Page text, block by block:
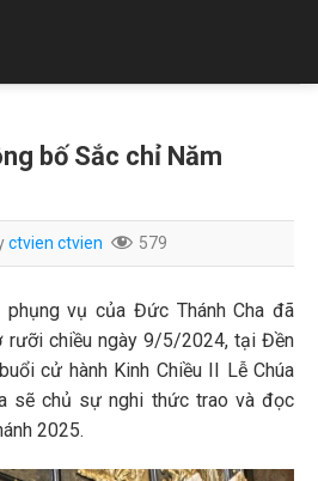
bố Sắc chỉ Năm
ctvien ctvien 579
vụ của Đức Thánh Cha đã
rưỡi chiều ngày 9/5/2024, tại Đền
cử hành Kinh Chiều II Lễ Chúa
sẽ chủ sự nghi thức trao và đọc
2025.